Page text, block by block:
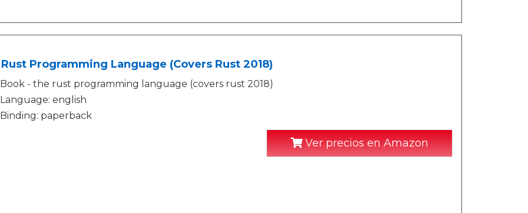
Programming Language (Covers Rust 2018)
Book - the rust programming language (covers rust 2018)
Language: english
Binding: paperback
Ver precios en Amazon